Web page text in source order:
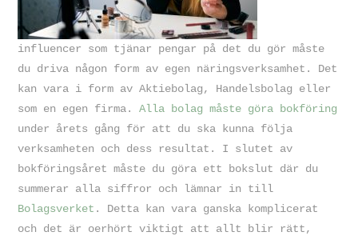
influencer som tjänar pengar på det du gör måste
du driva någon form av egen näringsverksamhet. Det
kan vara i form av Aktiebolag, Handelsbolag eller
som en egen firma.Alla bolag måste göra bokföring
under årets gång för att du ska kunna följa
verksamheten och dess resultat. I slutet av
bokföringsåret måste du göra ett bokslut där du
summerar alla siffror och lämnar in till
Bolagsverket . Detta kan vara ganska komplicerat
och det är oerhört viktigt att allt blir rätt,